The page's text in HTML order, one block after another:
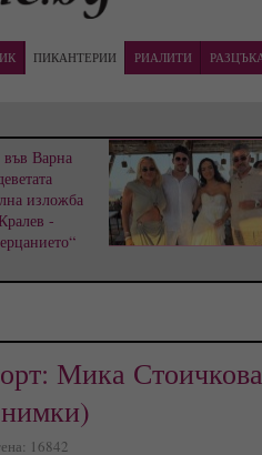
ПИКАНТЕРИИ РИАЛИТИ
във Варна
изложба
-
Мика
16842